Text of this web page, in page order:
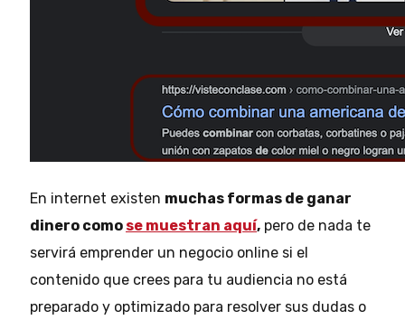
En internet existen muchas formas de ganar
dinero como se muestran aquí, pero de nada te
servirá emprender un negocio online si el
contenido que crees para tu audiencia no está
preparado y optimizado para resolver sus dudas o